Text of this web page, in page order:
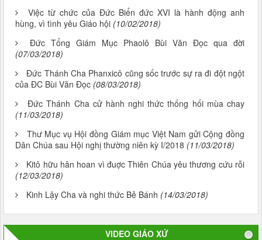
Việc từ chức của Đức Biển đức XVI là hành động anh
hùng, vì tình yêu Giáo hội (10/02/2018)
Đức Tổng Giám Mục Phaolô Bùi Văn Đọc qua đời
(07/03/2018)
Đức Thánh Cha Phanxicô cũng sốc trước sự ra đi đột ngột
của ĐC Bùi Văn Đọc (08/03/2018)
Đức Thánh Cha cử hành nghi thức thống hối mùa chay
(11/03/2018)
Thư Mục vụ Hội đồng Giám mục Việt Nam gửi Cộng đồng
Dân Chúa sau Hội nghị thường niên kỳ I/2018 (11/03/2018)
Kitô hữu hân hoan vì đuợc Thiên Chúa yêu thương cứu rỗi
(12/03/2018)
Kinh Lậy Cha và nghi thức Bẻ Bánh (14/03/2018)
VIDEO GIÁO XỨ